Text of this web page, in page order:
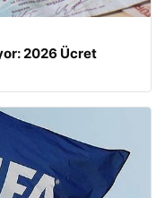
2026 Ücret